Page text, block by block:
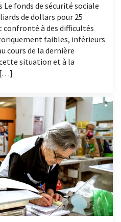
fonds de sécurité sociale
de dollars pour 25
à des difficultés
faibles, inférieurs
cours de la dernière
situation et à la
[…]